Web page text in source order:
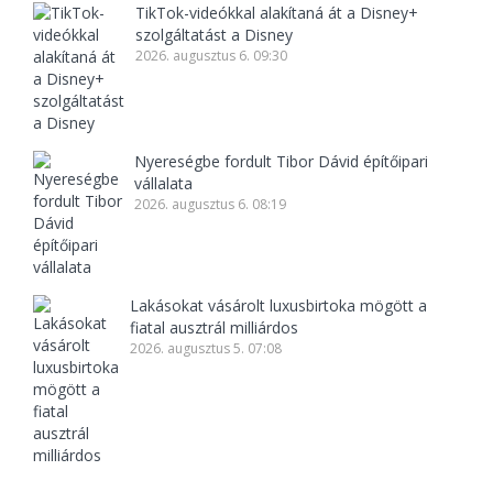
TikTok-videókkal alakítaná át a Disney+
szolgáltatást a Disney
2026. augusztus 6. 09:30
Nyereségbe fordult Tibor Dávid építőipari
vállalata
2026. augusztus 6. 08:19
Lakásokat vásárolt luxusbirtoka mögött a
fiatal ausztrál milliárdos
2026. augusztus 5. 07:08